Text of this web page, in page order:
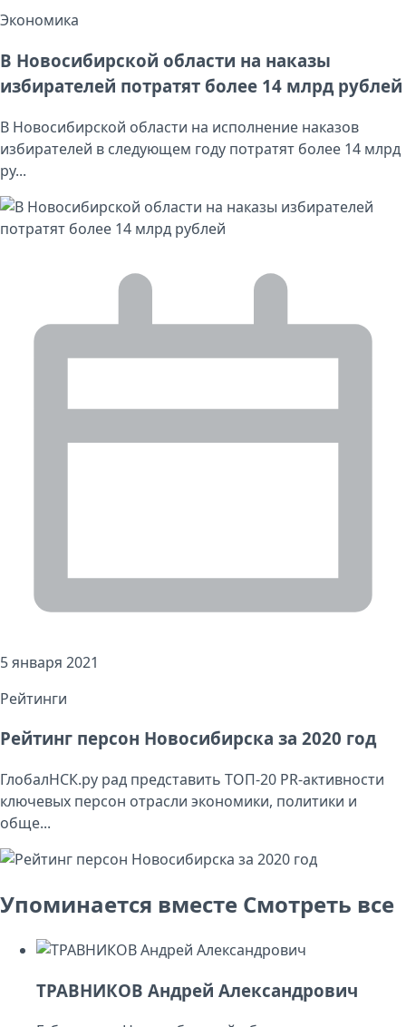
Экономика
В Новосибирской области на наказы
избирателей потратят более 14 млрд рублей
В Новосибирской области на исполнение наказов
избирателей в следующем году потратят более 14 млрд
ру...
5 января 2021
Рейтинги
Рейтинг персон Новосибирска за 2020 год
ГлобалНСК.ру рад представить ТОП-20 PR-активности
ключевых персон отрасли экономики, политики и
обще...
Упоминается вместе Смотреть все
ТРАВНИКОВ Андрей Александрович